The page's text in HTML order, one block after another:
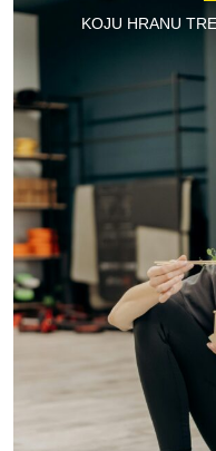
KOJU HRANU